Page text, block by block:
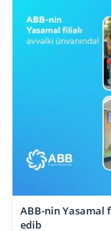
ABB-nin Yasamal
edib